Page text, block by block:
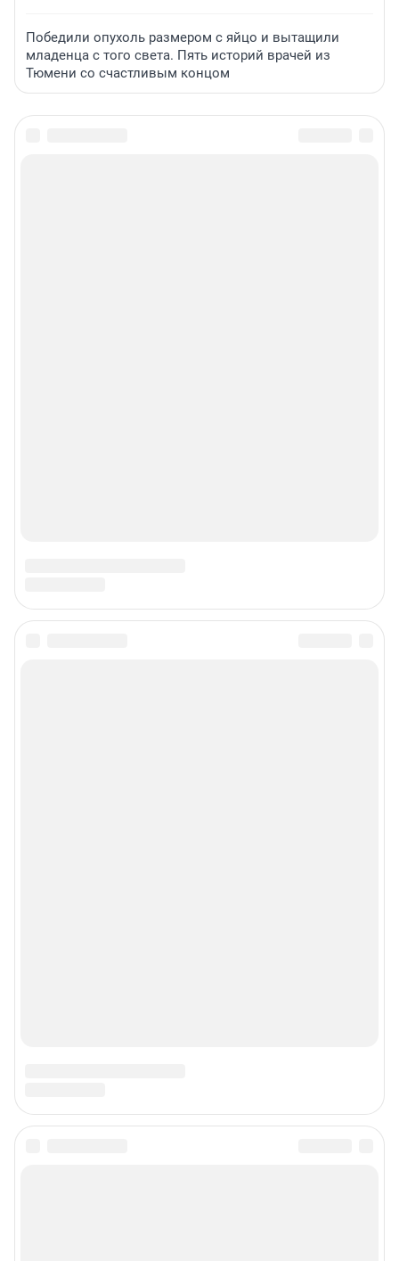
Победили опухоль размером с яйцо и вытащили
младенца с того света. Пять историй врачей из
Тюмени со счастливым концом